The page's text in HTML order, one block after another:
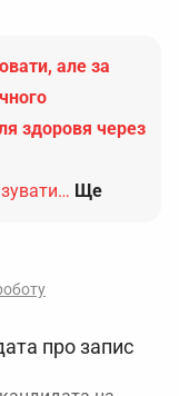
але за
здоровя через
Ще
про запис